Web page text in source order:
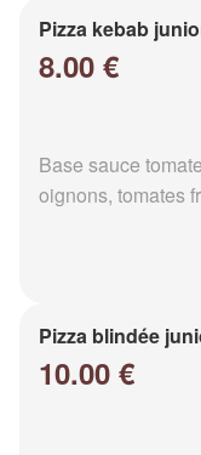
Pizza kebab
8.00 €
Base sauce
oignons, tomates
Pizza blindée
10.00 €